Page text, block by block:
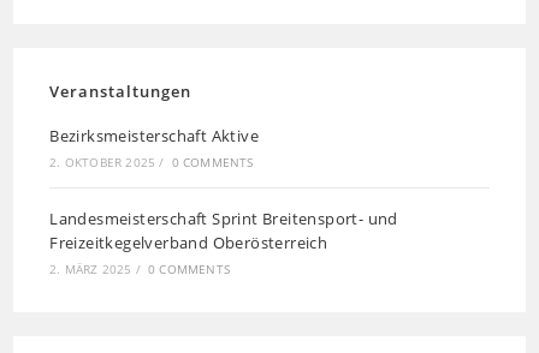
Veranstaltungen
Bezirksmeisterschaft Aktive
2. OKTOBER 2025 / 0 COMMENTS
Landesmeisterschaft Sprint Breitensport- und
Freizeitkegelverband Oberösterreich
2. MÄRZ 2025 / 0 COMMENTS